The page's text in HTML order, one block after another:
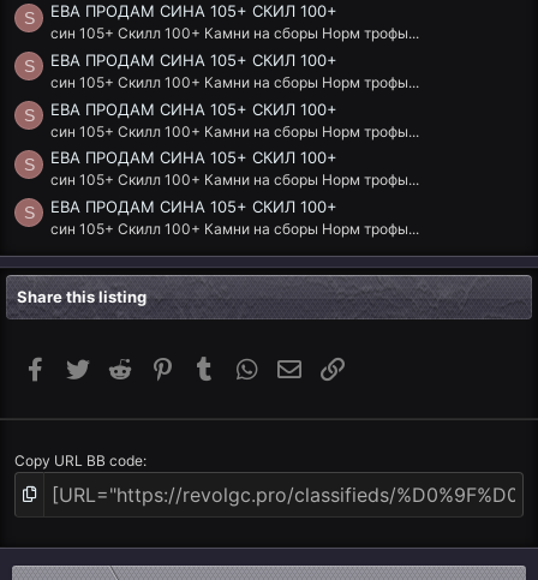
S ЕВА ПРОДАМ СИНА 105+ СКИЛ 100+
син 105+ Скилл 100+ Камни на сборы Норм трофы...
S ЕВА ПРОДАМ СИНА 105+ СКИЛ 100+
син 105+ Скилл 100+ Камни на сборы Норм трофы...
S ЕВА ПРОДАМ СИНА 105+ СКИЛ 100+
син 105+ Скилл 100+ Камни на сборы Норм трофы...
S ЕВА ПРОДАМ СИНА 105+ СКИЛ 100+
син 105+ Скилл 100+ Камни на сборы Норм трофы...
S ЕВА ПРОДАМ СИНА 105+ СКИЛ 100+
син 105+ Скилл 100+ Камни на сборы Норм трофы...
Share this listing
Facebook
TwitterReddit PinterestTumblr WhatsApp
Email Link
Copy URL BB code